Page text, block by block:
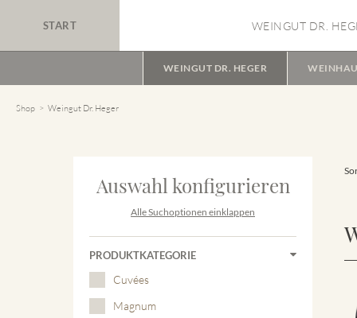
START WEINGUT DR.
WEINGUT DR. HEGER
Shop Weingut Dr. Heger
Auswahl konfigurieren
Alle Suchoptionen einklappen
PRODUKTKATEGORIE
Cuvées
Magnum